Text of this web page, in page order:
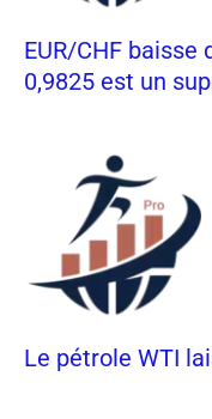
EUR/CHF baisse
0,9825 est un
Le pétrole WTI